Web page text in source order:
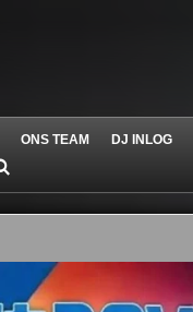
ONS TEAM DJ INLOG